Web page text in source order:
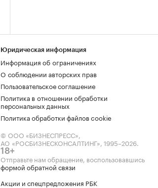
Юридическая информация
Информация об ограничениях
О соблюдении авторских прав
Пользовательское соглашение
Политика в отношении обработки
персональных данных
Политика обработки файлов cookie
© ООО «БИЗНЕСПРЕСС»,
АО «РОСБИЗНЕСКОНСАЛТИНГ», 1995–2026.
18+
Отправьте нам обращение, воспользовавшись
формой обратной связи
Акции и спецпредложения РБК